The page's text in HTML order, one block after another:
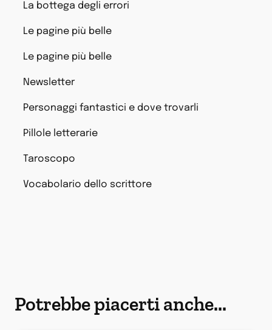
La bottega degli errori
Le pagine più belle
Le pagine più belle
Newsletter
Personaggi fantastici e dove trovarli
Pillole letterarie
Taroscopo
Vocabolario dello scrittore
Potrebbe piacerti anche...